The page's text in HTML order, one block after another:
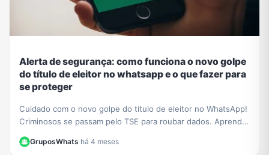
Alerta de segurança: como funciona o novo golpe
do título de eleitor no whatsapp e o que fazer para
se proteger
Cuidado com o novo golpe do título de eleitor no WhatsApp!
Criminosos se passam pelo TSE para roubar dados. Aprenda
GruposWhats·há 4 meses